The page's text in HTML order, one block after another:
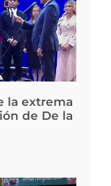
la extrema
de De la